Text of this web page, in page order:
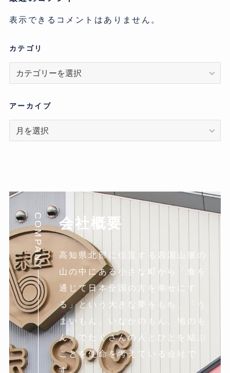
表示できるコメントはありません。
カテゴリ
リ
アーカイブ
ア
COMPANY 会社概要
高知県北部に位置する四国山脈の
山の中にある小さな町から「食を
通じて日本全国の方を幸せにす
る」という大きな夢をもち、「う
まいもん、いなかのもん、地のも
ん」でたくさんの人とひとを結ぶ
ことを使命を考えている会社で
す。